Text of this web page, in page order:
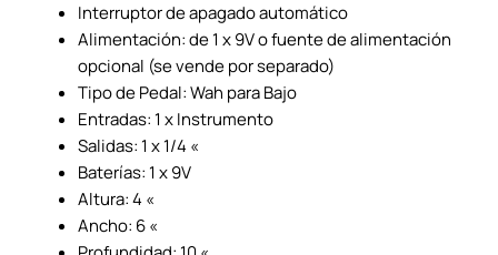
Interruptor de apagado automático
Alimentación: de 1 x 9V o fuente de alimentación
opcional (se vende por separado)
Tipo de Pedal: Wah para Bajo
Entradas: 1 x Instrumento
Salidas: 1 x 1/4 «
Baterías: 1 x 9V
Altura: 4 «
Ancho: 6 «